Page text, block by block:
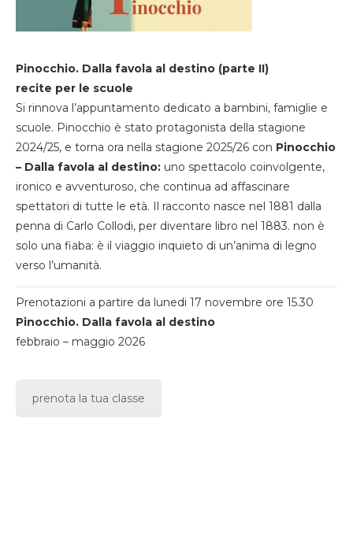
Pinocchio. Dalla favola al destino (parte II)
recite per le scuole
Si rinnova l’appuntamento dedicato a bambini, famiglie e
scuole. Pinocchio è stato protagonista della stagione
2024/25, e torna ora nella stagione 2025/26 con Pinocchio
– Dalla favola al destino: uno spettacolo coinvolgente,
ironico e avventuroso, che continua ad affascinare
spettatori di tutte le età. Il racconto nasce nel 1881 dalla
penna di Carlo Collodi, per diventare libro nel 1883. non è
solo una fiaba: è il viaggio inquieto di un’anima di legno
verso l’umanità.
Prenotazioni a partire da lunedi 17 novembre ore 15.30
Pinocchio. Dalla favola al destino
febbraio – maggio 2026
prenota la tua classe